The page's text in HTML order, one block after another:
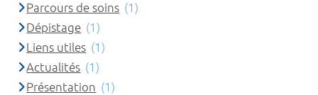
Parcours de soins (1)
Dépistage (1)
Liens utiles (1)
Actualités (1)
Présentation (1)